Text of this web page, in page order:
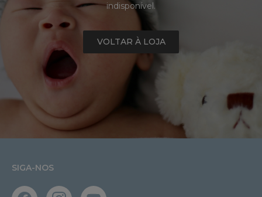
indisponível.
VOLTAR À LOJA
SIGA-NOS